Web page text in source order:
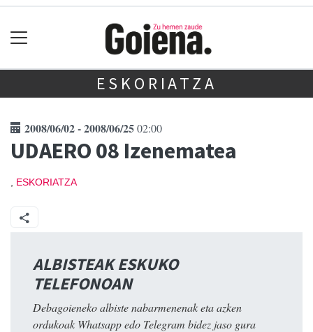
ESKORIATZA
2008/06/02 - 2008/06/2502:00
UDAERO 08 Izenematea
ESKORIATZA
ALBISTEAK ESKUKO
TELEFONOAN
Debagoieneko albiste nabarmenenak eta azken
ordukoak Whatsapp edo Telegram bidez jaso gura